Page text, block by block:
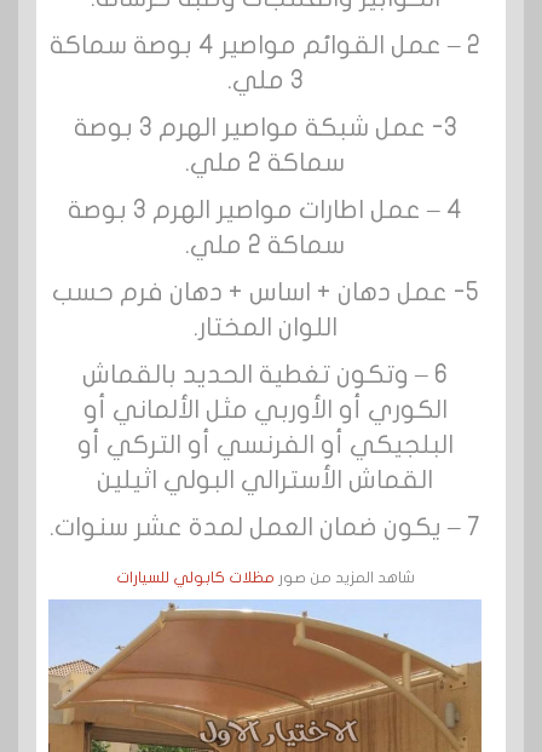
2 – عمل القوائم مواصير 4 بوصة سماكة
3 ملي.
3- عمل شبكة مواصير الهرم 3 بوصة
سماكة 2 ملي.
4 – عمل اطارات مواصير الهرم 3 بوصة
سماكة 2 ملي.
5- عمل دهان + اساس + دهان فرم حسب
اللوان المختار.
6 – وتكون تغطية الحديد بالقماش
الكوري أو الأوربي مثل الألماني أو
البلجيكي أو الفرنسي أو التركي أو
القماش الأسترالي البولي اثيلين
7 – يكون ضمان العمل لمدة عشر سنوات.
شاهد المزيد من صور مظلات كابولي للسيارات